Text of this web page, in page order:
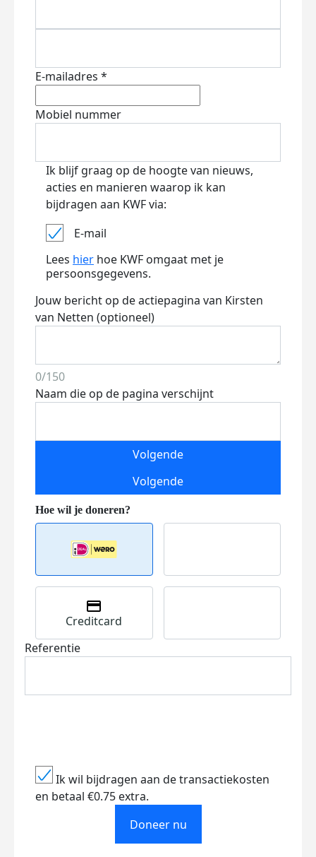
E-mailadres *
Mobiel nummer
Ik blijf graag op de hoogte van nieuws,
acties en manieren waarop ik kan
bijdragen aan KWF via:
E-mail
Lees hier hoe KWF omgaat met je
persoonsgegevens.
Jouw bericht op de actiepagina van Kirsten
van Netten (optioneel)
0/150
Naam die op de pagina verschijnt
Volgende
Volgende
Creditcard
Referentie
Ik wil bijdragen aan de transactiekosten
en betaal €0.75 extra.
Doneer nu